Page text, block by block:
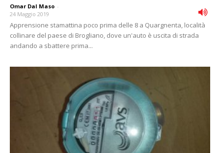
Omar Dal Maso -
24 Maggio 2019
Apprensione stamattina poco prima delle 8 a Quargnenta, località
collinare del paese di Brogliano, dove un'auto è uscita di strada
andando a sbattere prima...